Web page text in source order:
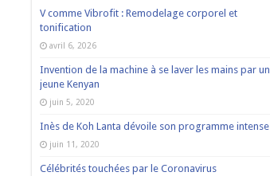
V comme Vibrofit : Remodelage corporel et
tonification
avril 6, 2026
Invention de la machine à se laver les mains par un
jeune Kenyan
juin 5, 2020
Inès de Koh Lanta dévoile son programme intense
juin 11, 2020
Célébrités touchées par le Coronavirus